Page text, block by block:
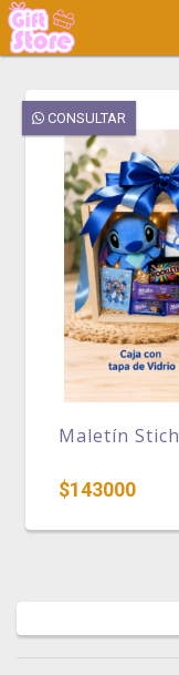
CONSULTAR
Maletín Stich
$143000